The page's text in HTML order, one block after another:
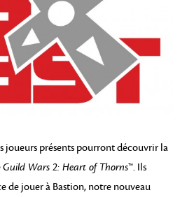
joueurs présents pourront découvrir la
Guild Wars 2: Heart of Thorns™. Ils
de jouer à Bastion, notre nouveau